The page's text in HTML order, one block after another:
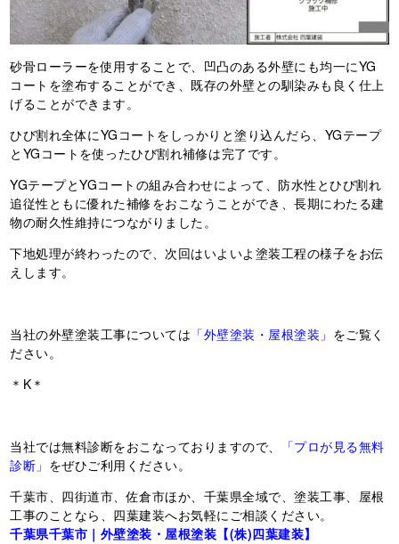
砂骨ローラーを使用することで、凹凸のある外壁にも均一にYG
コートを塗布することができ、既存の外壁との馴染みも良く仕上
げることができます。
ひび割れ全体にYGコートをしっかりと塗り込んだら、YGテープ
とYGコートを使ったひび割れ補修は完了です。
YGテープとYGコートの組み合わせによって、防水性とひび割れ
追従性ともに優れた補修をおこなうことができ、長期にわたる建
物の耐久性維持につながりました。
下地処理が終わったので、次回はいよいよ塗装工程の様子をお伝
えします。
当社の外壁塗装工事については 「外壁塗装・屋根塗装」 をご覧く
ださい。
＊K＊
当社では無料診断をおこなっておりますので、
「プロが見る無料
診断」 をぜひご利用ください。
千葉市、四街道市、佐倉市ほか、千葉県全域で、塗装工事、屋根
工事のことなら、四葉建装へお気軽にご相談ください。
千葉県千葉市｜外壁塗装・屋根塗装【(株)四葉建装】